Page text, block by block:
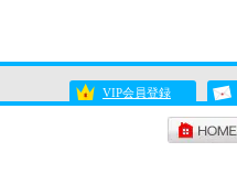
VIP会員登録